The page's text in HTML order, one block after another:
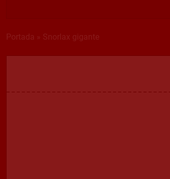
Portada Snorlax gigante